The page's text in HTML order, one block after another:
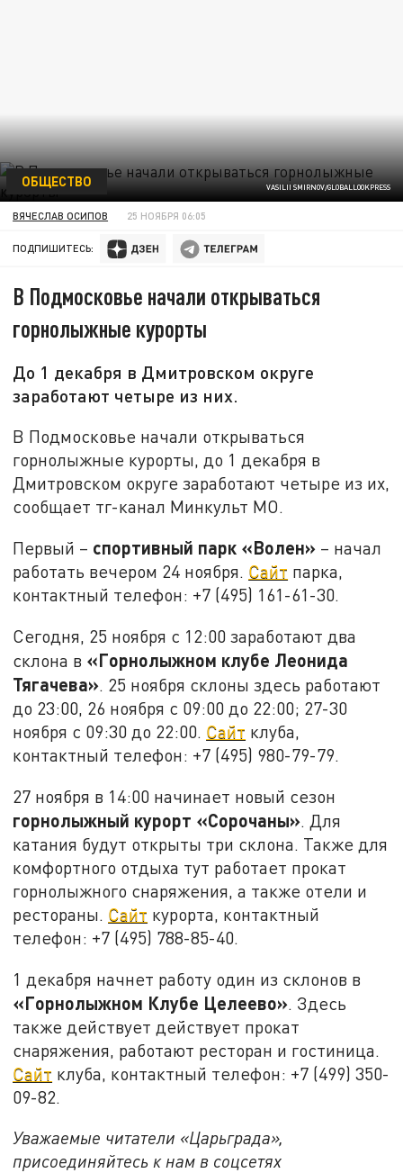
VASILII SMIRNOV/GLOBALLOOKPRESS
ОБЩЕСТВО
ВЯЧЕСЛАВ ОСИПОВ 25 НОЯБРЯ 06:05
ПОДПИШИТЕСЬ:
В Подмосковье начали открываться
горнолыжные курорты
До 1 декабря в Дмитровском округе
заработают четыре из них.
В Подмосковье начали открываться
горнолыжные курорты, до 1 декабря в
Дмитровском округе заработают четыре из их,
сообщает тг-канал Минкульт МО.
Первый – спортивный парк «Волен» – начал
работать вечером 24 ноября. Сайт парка,
контактный телефон: +7 (495) 161-61-30.
Сегодня, 25 ноября с 12:00 заработают два
склона в «Горнолыжном клубе Леонида
Тягачева». 25 ноября склоны здесь работают
до 23:00, 26 ноября с 09:00 до 22:00; 27-30
ноября с 09:30 до 22:00. Сайт клуба,
контактный телефон: +7 (495) 980-79-79.
27 ноября в 14:00 начинает новый сезон
горнолыжный курорт «Сорочаны». Для
катания будут открыты три склона. Также для
комфортного отдыха тут работает прокат
горнолыжного снаряжения, а также отели и
рестораны. Сайт курорта, контактный
телефон: +7 (495) 788-85-40.
1 декабря начнет работу один из склонов в
«Горнолыжном Клубе Целеево» . Здесь
также действует действует прокат
снаряжения, работают ресторан и гостиница.
Сайт клуба, контактный телефон: +7 (499) 350-
09-82.
Уважаемые читатели «Царьграда»,
присоединяйтесь к нам в соцсетях